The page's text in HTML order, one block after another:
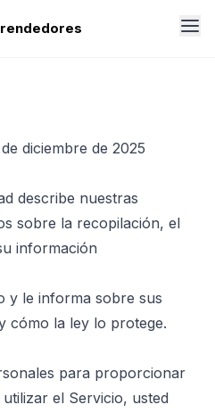
diciembre de 2025
describe nuestras
sobre la recopilación, el
información
y le informa sobre sus
cómo la ley lo protege.
para proporcionar
el Servicio, usted